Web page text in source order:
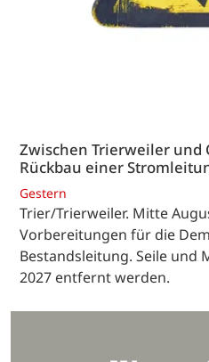
Zwischen Trierweiler
Rückbau einer
Gestern
Trier/Trierweiler. Mitte
Vorbereitungen für die
Bestandsleitung. Seile und
2027 entfernt werden.